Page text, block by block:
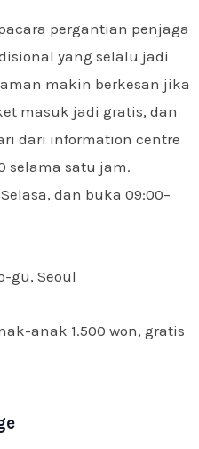
pergantian penjaga
yang selalu jadi
makin berkesan jika
masuk jadi gratis, dan
dari information centre
selama satu jam.
dan buka 09:00–
gu, Seoul
anak 1.500 won, gratis